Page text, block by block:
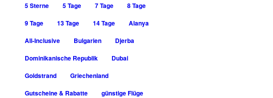
5 Sterne
5 Tage 7 Tage
8 Tage
9 Tage
13 Tage 14 Tage
Alanya
All-Inclusive
Bulgarien
Djerba
Dominikanische Republik
Dubai
Goldstrand
Griechenland
Gutscheine & Rabatte
günstige Flüge